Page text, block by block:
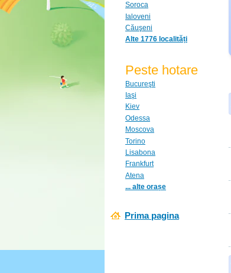
Soroca
Ialoveni
Căuşeni
Alte 1776 localități
Peste hotare
Bucureşti
Iaşi
Kiev
Odessa
Moscova
Torino
Lisabona
Frankfurt
Atena
... alte orașe
Prima pagina